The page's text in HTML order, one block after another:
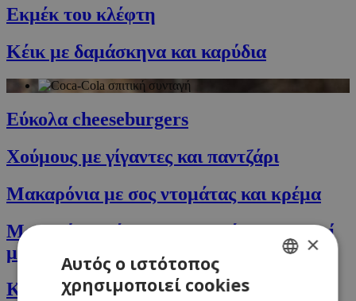
Εκμέκ του κλέφτη
Κέικ με δαμάσκηνα και καρύδια
Εύκολα cheeseburgers
Χούμους με γίγαντες και παντζάρι
Μακαρόνια με σος ντομάτας και κρέμα
Μακαρόνια πέννες με μανιτάρια και τυρί
μασκαρπόνε
Κέικ με μπανάνα και κάρδαμο
×
Αυτός ο ιστότοπος
χρησιμοποιεί cookies